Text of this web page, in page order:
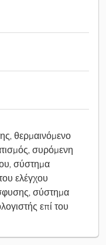
θερμαινόμενο
συρόμενη
σύστημα
ελέγχου
σύστημα
επί του